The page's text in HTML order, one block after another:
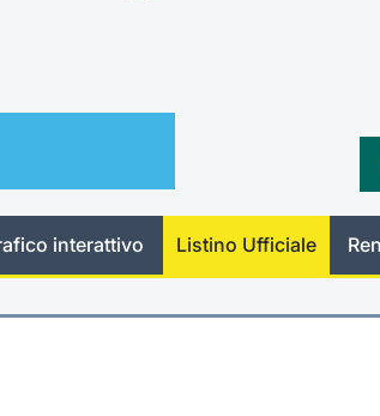
interattivo Listino Ufficiale